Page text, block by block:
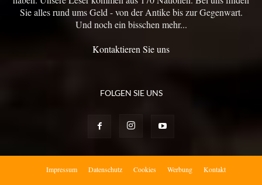
Sie alles rund ums Geld - von der Antike bis zur Gegenwart.
Und noch ein bisschen mehr...
Kontaktieren Sie uns
FOLGEN SIE UNS
Impressum Datenschutz Cookies Werbung Kontakt